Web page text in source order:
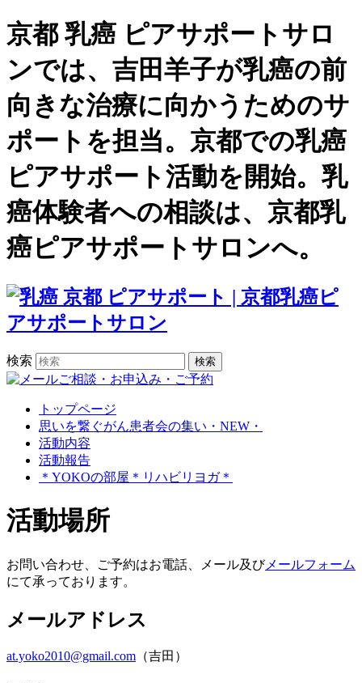
京都 乳癌 ピアサポートサロ
ンでは、吉田羊子が乳癌の前
向きな治療に向かうためのサ
ポートを担当。京都での乳癌
ピアサポート活動を開始。乳
癌体験者への相談は、京都乳
癌ピアサポートサロンへ。
検索
トップページ
思いを繋ぐがん患者会の集い・NEW・
活動内容
活動報告
＊YOKOの部屋＊リハビリヨガ＊
活動場所
お問い合わせ、ご予約はお電話、メール及びメールフォーム
にて承っております。
メールアドレス
at.yoko2010@gmail.com （吉田）